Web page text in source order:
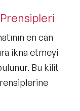
en can
ikna etmeyi
Bu kilit